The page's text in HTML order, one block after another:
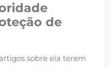
de
sobre ela terem